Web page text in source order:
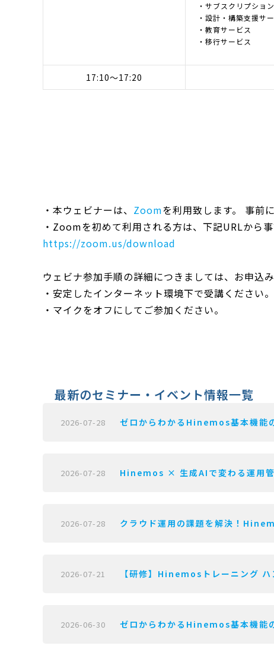
・サブスクリプショ
・設計・構築支援サ
・教育サービス
・移行サービス
17:10～17:20
・本ウェビナーは、 Zoomを利用致します。 事前
・Zoomを初めて利用される方は、下記URLから
https://zoom.us/download
ウェビナ参加手順の詳細につきましては、お申込
・安定したインターネット環境下で受講ください。
・マイクをオフにしてご参加ください。
最新のセミナー・イベント情報一覧
2026-07-28 ゼロからわかるHinemos基本機能
2026-07-28 Hinemos × 生成AIで変わる運用
2026-07-28 クラウド運用の課題を解決！
2026-07-21 【研修】Hinemosトレーニング
2026-06-30 ゼロからわかるHinemos基本機能